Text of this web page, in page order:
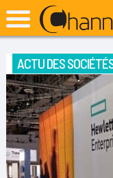
ACTU DES